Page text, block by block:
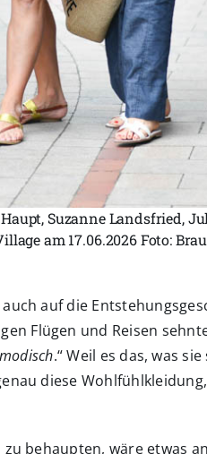
Suzanne Landsfried,
am 17.06.2026 Foto:
auf die
Flügen und Reisen
.“ Weil es das, was
diese
behaupten, wäre etwas